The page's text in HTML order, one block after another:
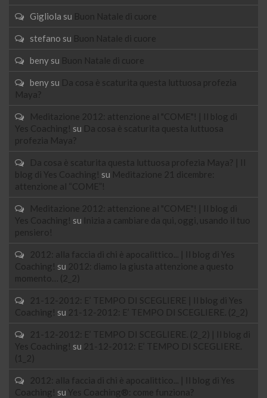
Gigliola su Buon Natale di cuore
stefano su Buon Natale di cuore
beny su Buon Natale di cuore
beny su
Da cosa è scaturita questa luttuosa profezia
Maya?
Meditazione 2012: attenzione al "COME"! | Il blog di
Yes Coaching! su
Da cosa è scaturita questa luttuosa
profezia Maya?
Da cosa è scaturita questa luttuosa profezia Maya? | Il
blog di Yes Coaching! su
Meditazione 21 dicembre:
attenzione al “COME”!
Meditazione 2012: attenzione al "COME"! | Il blog di
Yes Coaching! su
Inizia a cambiare da qui, oggi, usando il tuo
pensiero!
2012: alla faccia di chi è apocalittico... | Il blog di Yes
Coaching! su 2012: diamo la giusta attenzione a questo
momento… (2_2)
21-12-2012: E’ TEMPO DI SCEGLIERE | Il blog di Yes
Coaching! su 21-12-2012: E’ TEMPO DI SCEGLIERE. (2_2)
21-12-2012: E’ TEMPO DI SCEGLIERE. (2_2) | Il blog di
Yes Coaching! su 21-12-2012: E’ TEMPO DI SCEGLIERE.
(1_2)
2012: alla faccia di chi è apocalittico... | Il blog di Yes
Coaching! su Yes Coaching®: come funziona?